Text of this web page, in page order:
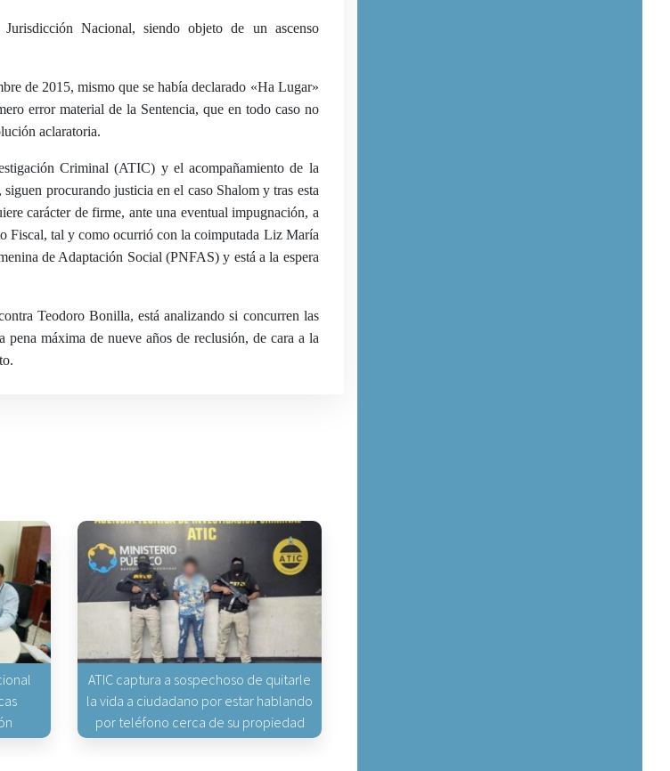
Nacional, siendo objeto de un ascenso
de 2015, mismo que se había declarado «Ha Lugar»
error material de la Sentencia, que en todo caso no
aclaratoria.
Criminal (ATIC) y el acompañamiento de la
procurando justicia en el caso Shalom y tras esta
carácter de firme, ante una eventual impugnación, a
Fiscal, tal y como ocurrió con la coimputada Liz María
de Adaptación Social (PNFAS) y está a la espera
Teodoro Bonilla, está analizando si concurren las
pena máxima de nueve años de reclusión, de cara a la
ATIC captura a sospechoso de quitarle
la vida a ciudadano por estar hablando
por teléfono cerca de su propiedad